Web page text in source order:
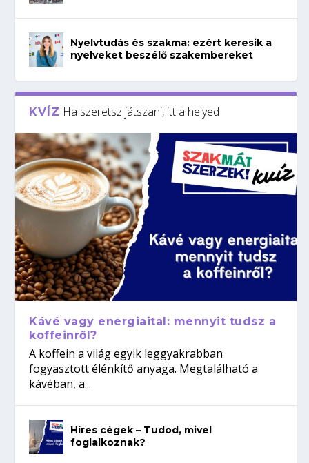
Nyelvtudás és szakma: ezért keresik a
nyelveket beszélő szakembereket
KVÍZ Ha szeretsz játszani, itt a helyed
Kávé vagy energiaital: mennyit tudsz a
koffeinről?
A koffein a világ egyik leggyakrabban
fogyasztott élénkítő anyaga. Megtalálható a
kávéban, a...
Híres cégek – Tudod, mivel
foglalkoznak?